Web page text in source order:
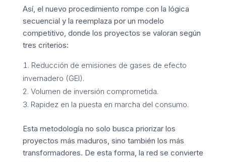
Así, el nuevo procedimiento rompe con la lógica
secuencial y la reemplaza por un modelo
competitivo, donde los proyectos se valoran según
tres criterios:
Reducción de emisiones de gases de efecto
invernadero (GEI).
Volumen de inversión comprometida.
Rapidez en la puesta en marcha del consumo.
Esta metodología no solo busca priorizar los
proyectos más maduros, sino también los más
transformadores. De esta forma, la red se convierte